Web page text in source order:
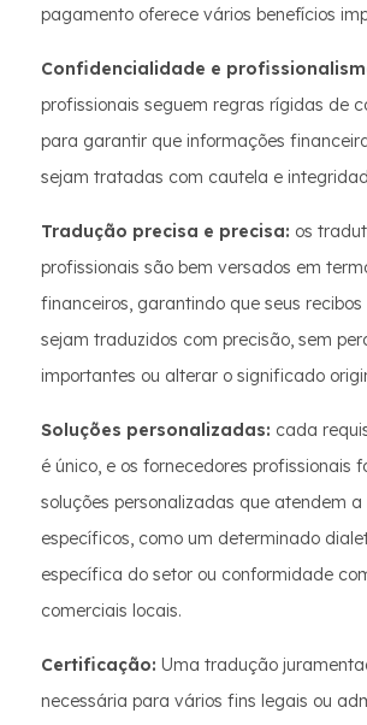
pagamento oferece vários benefícios
Confidencialidade e
profissionais seguem regras rígidas de
para garantir que informações
sejam tratadas com cautela e
Tradução precisa e precisa: os
profissionais são bem versados em
financeiros, garantindo que seus
sejam traduzidos com precisão, sem
importantes ou alterar o significado
Soluções personalizadas: cada
é único, e os fornecedores profissionais
soluções personalizadas que atendem a
específicos, como um determinado
específica do setor ou conformidade
comerciais locais.
Certificação: Uma tradução
necessária para vários fins legais ou